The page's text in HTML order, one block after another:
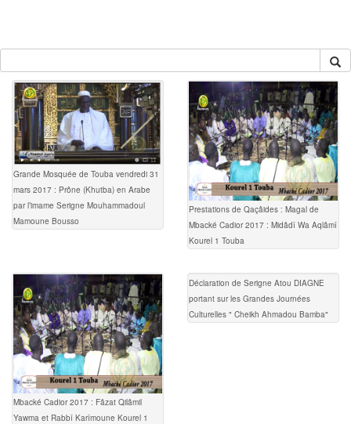
Grande Mosquée de Touba vendredi 31
mars 2017 : Prône (Khutba) en Arabe
par l’imame Serigne Mouhammadoul
Mamoune Bousso
Prestations de Qaçâides : Magal de
Mbacké Cadior 2017 : Midâdî Wa Aqlâmî
Kourel 1 Touba
Mbacké Cadior 2017 : Fâzat Qilâmil
Yawma et Rabbî Karîmoune Kourel 1
Déclaration de Serigne Atou DIAGNE
portant sur les Grandes Journées
Culturelles " Cheikh Ahmadou Bamba"